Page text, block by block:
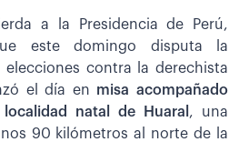
a la Presidencia de Perú,
este domingo disputa la
contra la derechista
el día en misa acompañado
natal de Huaral , una
90 kilómetros al norte de la